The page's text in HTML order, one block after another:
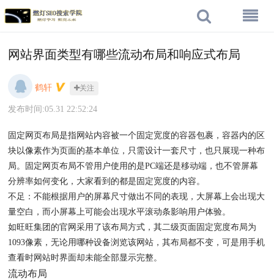
网站界面类型有哪些流动布局和响应式布局
鹤轩 关注
发布时间:05.31 22:52:24
固定网页布局是指网站内容被一个固定宽度的容器包裹，容器内的区
块以像素作为页面的基本单位，只需设计一套尺寸，也只展现一种布
局。固定网页布局不管用户使用的是PC端还是移动端，也不管屏幕
分辨率如何变化，大家看到的都是固定宽度的内容。
不足：不能根据用户的屏幕尺寸做出不同的表现，大屏幕上会出现大
量空白，而小屏幕上可能会出现水平滚动条影响用户体验。
如旺旺集团的官网采用了该布局方式，其二级页面固定宽度布局为
1093像素，无论用哪种设备浏览该网站，其布局都不变，可是用手机
查看时网站时界面却未能全部显示完整。
流动布局